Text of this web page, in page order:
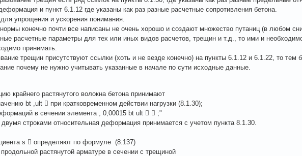
и пункт 6.1.12 где указаны как раз разные расчетные сопротивления бетона.
упрощения и ускорения понимания.
конечно почти все написаны не очень хорошо и создают множество путаниц (в любом
расчетные параметры для тех или иных видов расчетов, трещин и т.д., то ими и
принимать.
трещин присутствуют ссылки (хоть и не везде конечно) на пункты 6.1.12 и 6.1.22, то
почему не нужно учитывать указанные в начале по сути исходные данные.
крайнего растянутого волокна бетона принимают
bt ,ult  при кратковременном действии нагрузки (8.1.30);
в сечении элемента , 0,00015 bt ult   ;"
строками относительная деформация принимается с учетом пункта 8.1.30.
s  определяют по формуле (8.137)
растянутой арматуре в сечении с трещиной